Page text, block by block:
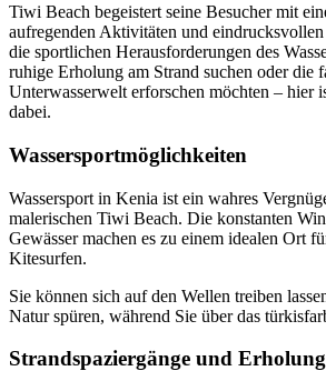
Tiwi Beach begeistert seine Besucher mit
aufregenden Aktivitäten und
die sportlichen Herausforderungen des
ruhige Erholung am Strand suchen oder die
Unterwasserwelt erforschen möchten – hier
dabei.
Wassersportmöglichkeiten
Wassersport in Kenia ist ein wahres
malerischen Tiwi Beach. Die konstanten
Gewässer machen es zu einem idealen Ort
Kitesurfen.
Sie können sich auf den Wellen treiben
Natur spüren, während Sie über das
Strandspaziergänge und Erholung